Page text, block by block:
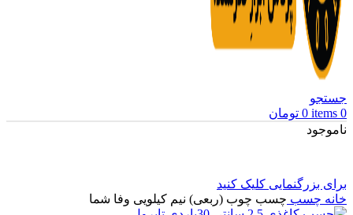
جستجو
0
items
0 تومان
ناموجود
برای بزرگنمایی کلیک کنید
خانه چسب چسب چوب (ربعی) نیم کیلویی وفا شما